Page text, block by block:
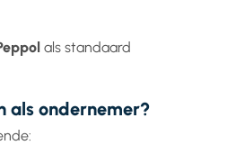
als standaard
als ondernemer?